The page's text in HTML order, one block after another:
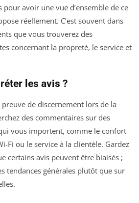
avoir une vue d’ensemble de ce
réellement. C’est souvent dans
que vous trouverez des
concernant la propreté, le service et
les avis ?
de discernement lors de la
des commentaires sur des
vous importent, comme le confort
Fi ou le service à la clientèle. Gardez
certains avis peuvent être biaisés ;
tendances générales plutôt que sur